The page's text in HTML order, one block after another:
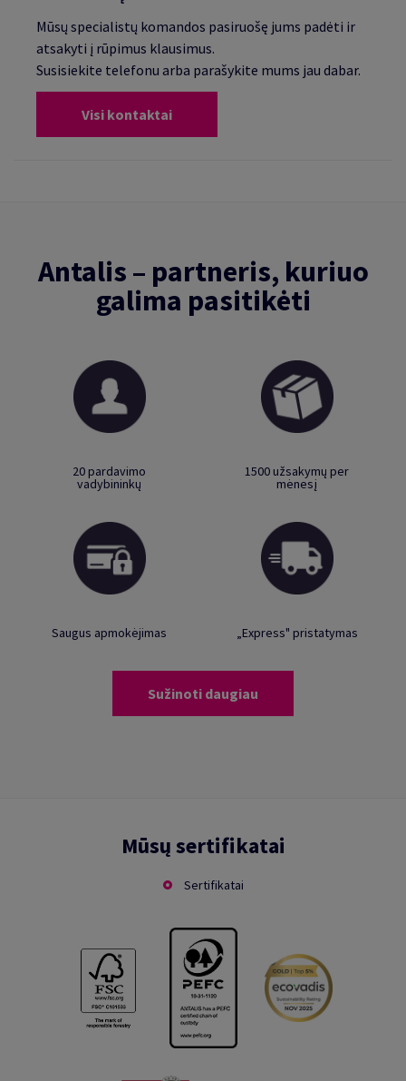
Mūsų specialistų komandos pasiruošę jums padėti ir
atsakyti į rūpimus klausimus.
Susisiekite telefonu arba parašykite mums jau dabar.
Visi kontaktai
Antalis – partneris, kuriuo
galima pasitikėti
20 pardavimo
vadybininkų
1500 užsakymų per
mėnesį
Saugus apmokėjimas „Express" pristatymas
Sužinoti daugiau
Mūsų sertifikatai
Sertifikatai